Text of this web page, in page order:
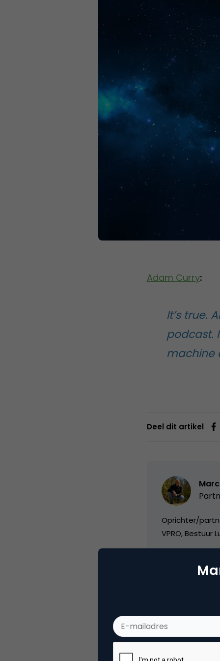
Adam Curry:
It’s true.
podcast.
machine
Deel dit artikel
Oprichter/
VPRO, Bestuur
Tags